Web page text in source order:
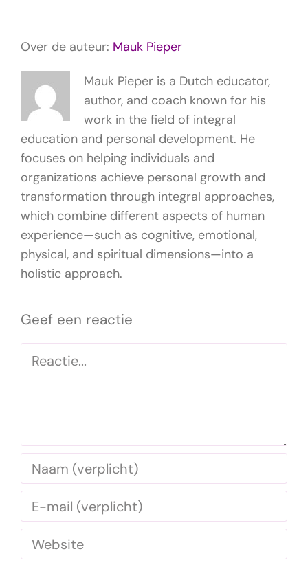
Over de auteur: Mauk Pieper
Mauk Pieper is a Dutch educator,
author, and coach known for his
work in the field of integral
education and personal development. He
focuses on helping individuals and
organizations achieve personal growth and
transformation through integral approaches,
which combine different aspects of human
experience—such as cognitive, emotional,
physical, and spiritual dimensions—into a
holistic approach.
Geef een reactie
Reactie